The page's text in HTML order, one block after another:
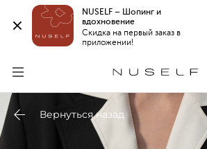
NUSELF – Шопинг и
вдохновение
Скидка на первый заказ в
приложении!
Вернуться назад